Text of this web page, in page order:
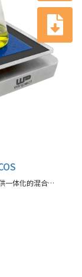
WP-COS 振荡器专为满足各种混合需求而开发，提供一体化的混合解决方案。